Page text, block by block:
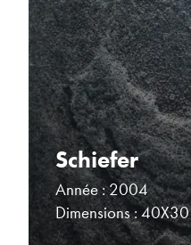
Schiefer
Année : 2004
Dimensions : 40X30